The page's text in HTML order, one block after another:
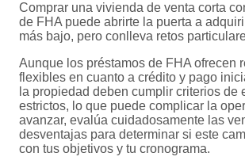
Comprar una vivienda de venta corta
de FHA puede abrirte la puerta a
más bajo, pero conlleva retos
Aunque los préstamos de FHA ofrecen
flexibles en cuanto a crédito y pago
la propiedad deben cumplir criterios de
estrictos, lo que puede complicar la
avanzar, evalúa cuidadosamente las
desventajas para determinar si este
con tus objetivos y tu cronograma.